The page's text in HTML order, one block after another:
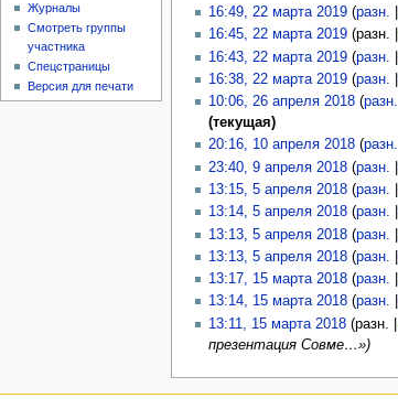
16:49, 22 марта 2019(разн.
16:45, 22 марта 2019(разн. |
16:43, 22 марта 2019(разн.
16:38, 22 марта 2019(разн.
10:06, 26 апреля 2018(разн.
(текущая)
20:16, 10 апреля 2018(разн.
23:40, 9 апреля 2018(разн.
13:15, 5 апреля 2018(разн.
13:14, 5 апреля 2018(разн.
13:13, 5 апреля 2018(разн.
13:13, 5 апреля 2018(разн.
13:17, 15 марта 2018(разн.
13:14, 15 марта 2018(разн.
13:11, 15 марта 2018(разн. |
презентация Cовме…»)
Журналы
Смотреть группы
участника
Спецстраницы
Версия для печати